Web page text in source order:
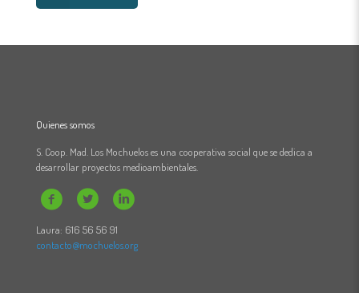
Quienes somos
S. Coop. Mad. Los Mochuelos es una cooperativa social que se dedica a
desarrollar proyectos medioambientales.
Laura: 616 56 56 91
contacto@mochuelos.org